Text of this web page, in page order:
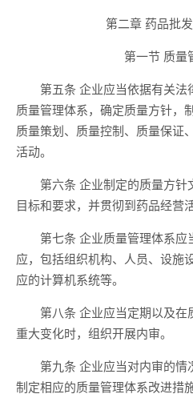
第二章 药品批
第一节 质量
第五条 企业应当依据有关法
质量管理体系，确定质量方针，
质量策划、质量控制、质量保证
活动。
第六条 企业制定的质量方针
目标和要求，并贯彻到药品经营
第七条 企业质量管理体系应
应，包括组织机构、人员、设施
应的计算机系统等。
第八条 企业应当定期以及在
重大变化时，组织开展内审。
第九条 企业应当对内审的情
制定相应的质量管理体系改进措